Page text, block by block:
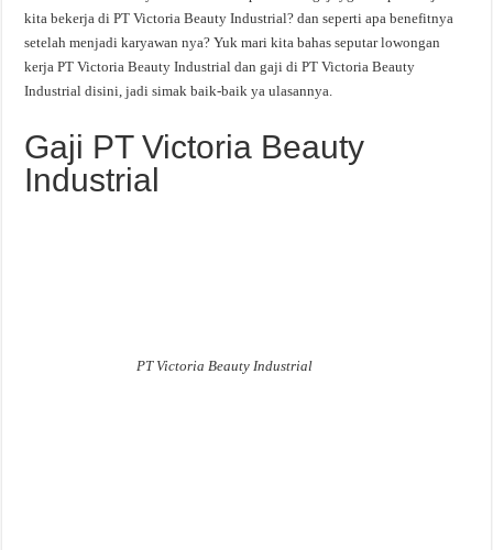
kita bekerja di PT Victoria Beauty Industrial? dan seperti apa benefitnya
setelah menjadi karyawan nya? Yuk mari kita bahas seputar lowongan
kerja PT Victoria Beauty Industrial dan gaji di PT Victoria Beauty
Industrial disini, jadi simak baik-baik ya ulasannya.
Gaji PT Victoria Beauty
Industrial
PT Victoria Beauty Industrial